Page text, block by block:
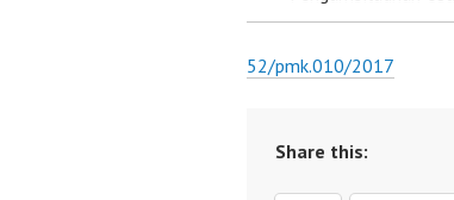
52/pmk.010/2017
Share this: